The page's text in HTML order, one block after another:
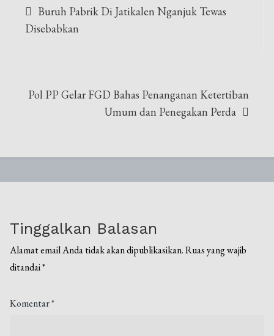
pos
Buruh Pabrik Di Jatikalen Nganjuk Tewas
Disebabkan
​Pol PP Gelar FGD Bahas Penanganan Ketertiban
Umum dan Penegakan Perda
Tinggalkan Balasan
Alamat email Anda tidak akan dipublikasikan. Ruas yang wajib
ditandai*
Komentar*